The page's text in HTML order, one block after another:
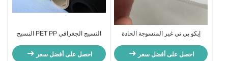
إيكو بي تي غير المنسوجة الحادة
للرطوبة مصنع التوريد المباشر
احصل على أفضل سعر
النسيج الجغرافي PET PP النسيج
المنسوج نسيج الجغرافي البوليستر
احصل على أفضل سعر